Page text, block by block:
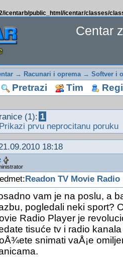
icentarb/public_html/icentar/classes/
Centar
→ Racunari i oprema→ Softver i
Pretrazi Tim
(1): 1
Prikazi prvu neprocitanu poruku
18:18
Readon TV Movie Radio
vam je na poslu, a
pogledali neki sport?
Radio Player je
tisuće tv i radio
snimati vaÅ¡e